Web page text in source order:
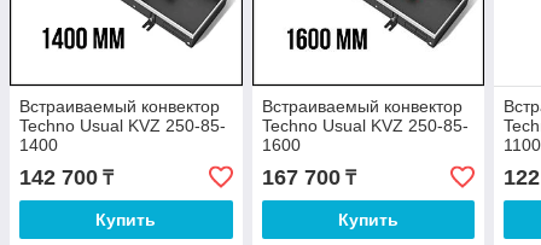
Встраиваемый конвектор
Techno Usual KVZ 250-85-
1400
142 700 ₸
Купить
Встраиваемый конвектор
Techno Usual KVZ 250-85-
1600
167 700₸
Купить
1100